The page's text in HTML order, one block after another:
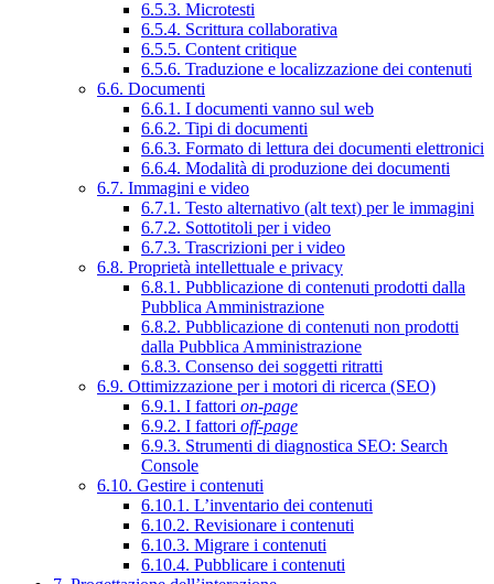
6.5.3. Microtesti
6.5.4. Scrittura collaborativa
6.5.5. Content critique
6.5.6. Traduzione e localizzazione dei contenuti
6.6. Documenti
6.6.1. I documenti vanno sul web
6.6.2. Tipi di documenti
6.6.3. Formato di lettura dei documenti elettronici
6.6.4. Modalità di produzione dei documenti
6.7. Immagini e video
6.7.1. Testo alternativo (alt text) per le immagini
6.7.2. Sottotitoli per i video
6.7.3. Trascrizioni per i video
6.8. Proprietà intellettuale e privacy
6.8.1. Pubblicazione di contenuti prodotti dalla
Pubblica Amministrazione
6.8.2. Pubblicazione di contenuti non prodotti
dalla Pubblica Amministrazione
6.8.3. Consenso dei soggetti ritratti
6.9. Ottimizzazione per i motori di ricerca (SEO)
6.9.1. I fattori on-page
6.9.2. I fattori off-page
6.9.3. Strumenti di diagnostica SEO: Search
Console
6.10. Gestire i contenuti
6.10.1. L’inventario dei contenuti
6.10.2. Revisionare i contenuti
6.10.3. Migrare i contenuti
6.10.4. Pubblicare i contenuti